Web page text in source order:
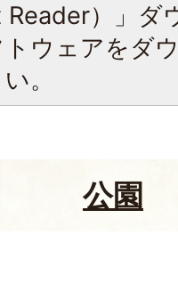
）」ダ
ウェアをダ
。
公園